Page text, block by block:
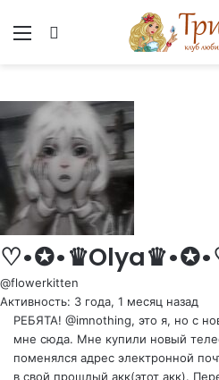
Меню
@flowerkitten
Активность: 3 года, 1 месяц назад
РЕБЯТА! @imnothing, это я, но с
мне сюда. Мне купили новый
поменялся адрес электронной
в свой прошлый акк(этот акк).